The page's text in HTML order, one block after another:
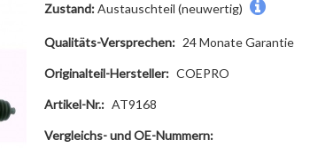
Zustand:Austauschteil (neuwertig)
Qualitäts-Versprechen: 24 Monate Garantie
Originalteil-Hersteller: COEPRO
Artikel-Nr.: AT9168
Vergleichs- und OE-Nummern: